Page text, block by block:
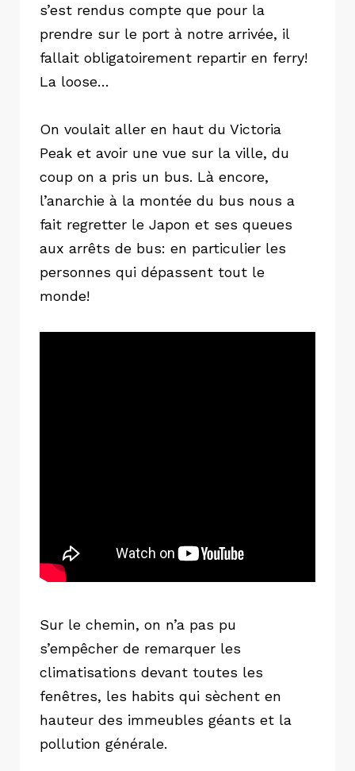
s’est rendus compte que pour la
prendre sur le port à notre arrivée, il
fallait obligatoirement repartir en ferry!
La loose…
On voulait aller en haut du Victoria
Peak et avoir une vue sur la ville, du
coup on a pris un bus. Là encore,
l’anarchie à la montée du bus nous a
fait regretter le Japon et ses queues
aux arrêts de bus: en particulier les
personnes qui dépassent tout le
monde!
Sur le chemin, on n’a pas pu
s’empêcher de remarquer les
climatisations devant toutes les
fenêtres, les habits qui sèchent en
hauteur des immeubles géants et la
pollution générale.